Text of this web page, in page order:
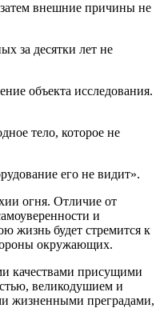
внешние причины не
за десятки лет не
объекта исследования.
тело, которое не
его не видит».
огня. Отличие от
и
жизнь будет стремится к
окружающих.
качествами присущими
великодушием и
жизненными преградами,